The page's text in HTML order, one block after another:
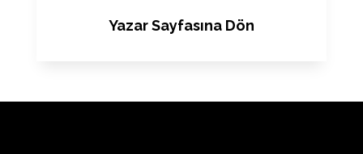
Yazar Sayfasına Dön